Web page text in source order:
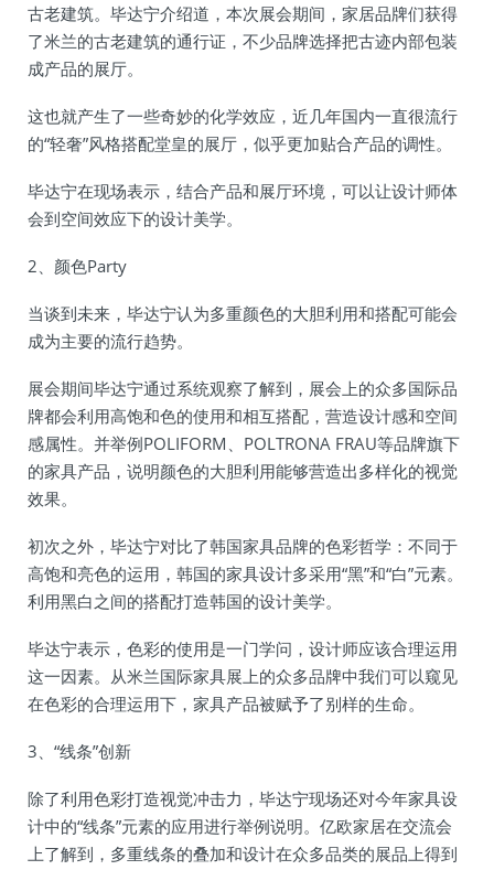
古老建筑。毕达宁介绍道，本次展会期间，家居品牌们获得
了米兰的古老建筑的通行证，不少品牌选择把古迹内部包装
成产品的展厅。
这也就产生了一些奇妙的化学效应，近几年国内一直很流行
的“轻奢”风格搭配堂皇的展厅，似乎更加贴合产品的调性。
毕达宁在现场表示，结合产品和展厅环境，可以让设计师体
会到空间效应下的设计美学。
2、颜色Party
当谈到未来，毕达宁认为多重颜色的大胆利用和搭配可能会
成为主要的流行趋势。
展会期间毕达宁通过系统观察了解到，展会上的众多国际品
牌都会利用高饱和色的使用和相互搭配，营造设计感和空间
感属性。并举例POLIFORM、POLTRONA FRAU等品牌旗下
的家具产品，说明颜色的大胆利用能够营造出多样化的视觉
效果。
初次之外，毕达宁对比了韩国家具品牌的色彩哲学：不同于
高饱和亮色的运用，韩国的家具设计多采用“黑”和“白”元素。
利用黑白之间的搭配打造韩国的设计美学。
毕达宁表示，色彩的使用是一门学问，设计师应该合理运用
这一因素。从米兰国际家具展上的众多品牌中我们可以窥见
在色彩的合理运用下，家具产品被赋予了别样的生命。
3、“线条”创新
除了利用色彩打造视觉冲击力，毕达宁现场还对今年家具设
计中的“线条”元素的应用进行举例说明。亿欧家居在交流会
上了解到，多重线条的叠加和设计在众多品类的展品上得到